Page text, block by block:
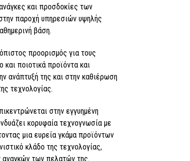
και προσδοκίες των
παροχή υπηρεσιών υψηλής
βάση.
προορισμός για τους
ποιοτικά προϊόντα και
ανάπτυξή της και στην καθιέρωση
τεχνολογίας.
στην εγγυημένη
κορυφαία τεχνογνωσία με
μια ευρεία γκάμα προϊόντων
κλάδο της τεχνολογίας,
των πελατών της.